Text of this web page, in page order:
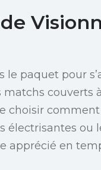
paquet pour
couverts
choisir
électrisantes ou
apprécié en